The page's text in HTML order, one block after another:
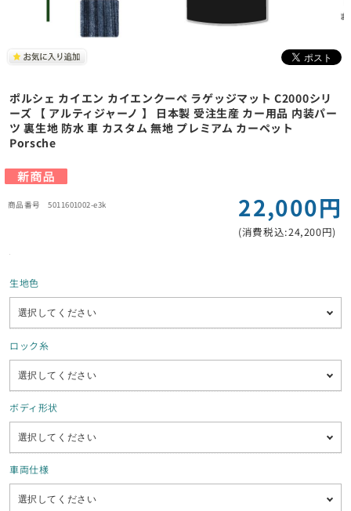
ポルシェ カイエン カイエンクーペ ラゲッジマット C2000シリ
ーズ 【 アルティジャーノ 】 日本製 受注生産 カー用品 内装パー
ツ 裏生地 防水 車 カスタム 無地 プレミアム カーペット
Porsche
5011601002-e3k 22,000円
(消費税込:24,200円)
生地色
ロック糸
ボディ形状
車両仕様